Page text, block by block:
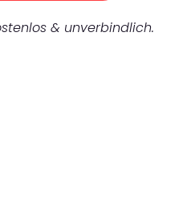
& unverbindlich.